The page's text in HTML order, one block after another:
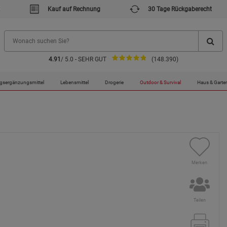
Kauf auf Rechnung 30 Tage Rückgaberecht
4.91 / 5.0 - SEHR GUT (148.390)
Lebensmittel Drogerie Outdoor & Survival Haus &
Merken
Teilen